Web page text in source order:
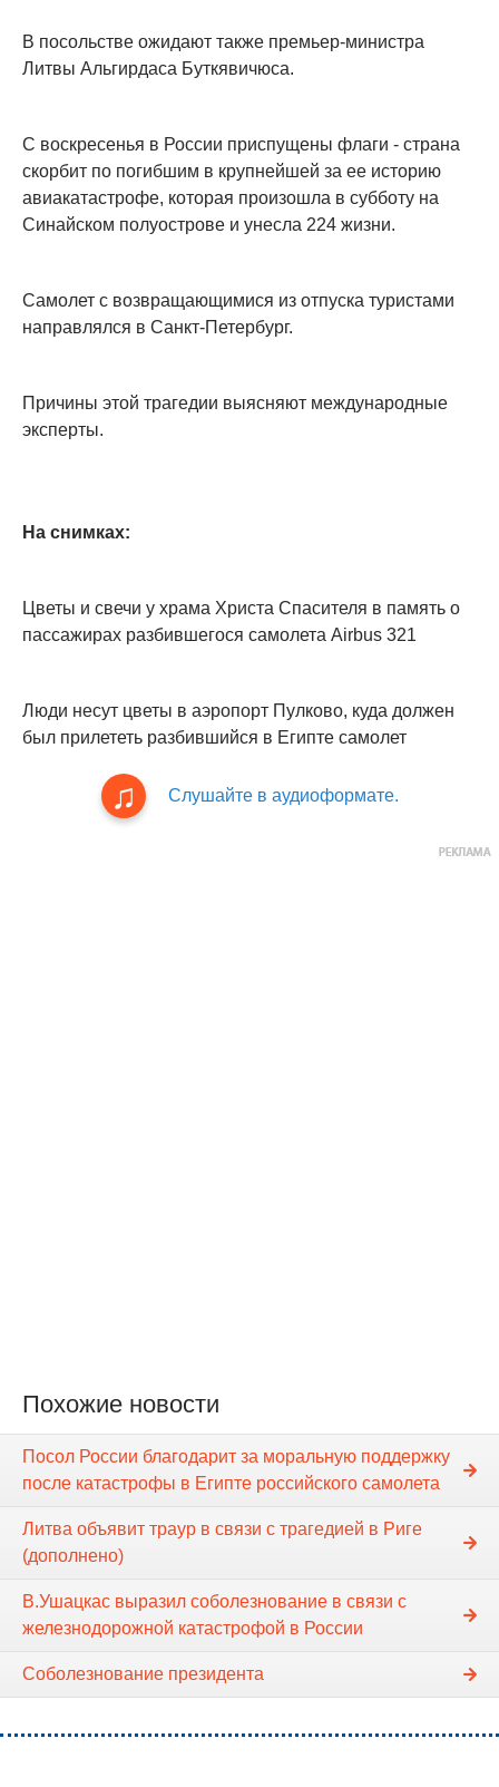
В посольстве ожидают также премьер-министра
Литвы Альгирдаса Буткявичюса.
С воскресенья в России приспущены флаги - страна
скорбит по погибшим в крупнейшей за ее историю
авиакатастрофе, которая произошла в субботу на
Синайском полуострове и унесла 224 жизни.
Самолет с возвращающимися из отпуска туристами
направлялся в Санкт-Петербург.
Причины этой трагедии выясняют международные
эксперты.
На снимках:
Цветы и свечи у храма Христа Спасителя в память о
пассажирах разбившегося самолета Airbus 321
Люди несут цветы в аэропорт Пулково, куда должен
был прилететь разбившийся в Египте самолет
Слушайте в аудиоформате.
Похожие новости
Посол России благодарит за моральную поддержку
после катастрофы в Египте российского самолета
Литва объявит траур в связи с трагедией в Риге
(дополнено)
В.Ушацкас выразил соболезнование в связи с
железнодорожной катастрофой в России
Соболезнование президента